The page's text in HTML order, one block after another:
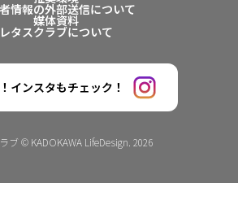
情報の外部送信について
媒体資料
レタスクラブについて
インスタもチェック！
ブ © KADOKAWA LifeDesign. 2026